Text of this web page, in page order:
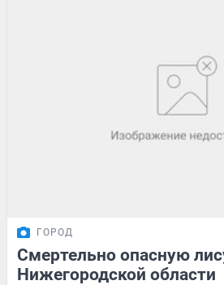
ГОРОД
Смертельно опасную
Нижегородской области